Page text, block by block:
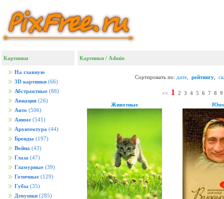
Картинки
На главную
3D картинки (66)
Абстрактные (88)
Авиация (26)
Авто (506)
Аниме (541)
Архитектура (44)
Бренды (197)
Война (43)
Глаза (47)
Гламурные (39)
Готичные (129)
Губы (35)
Девушки (285)
Картинки / Admin
Сортировать по: дате рейтингу
<< 1 2 3 4 5 6 7 8 9
Животные